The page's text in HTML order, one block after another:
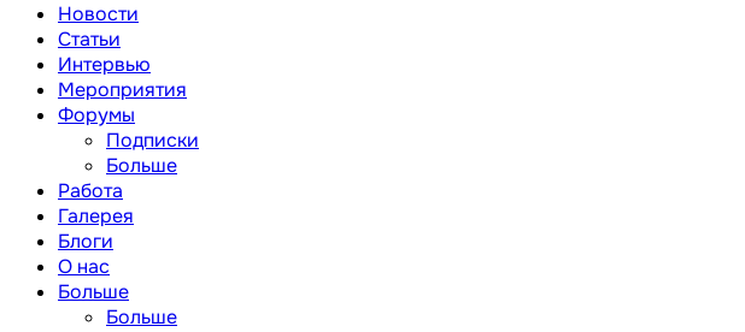
Новости
Статьи
Интервью
Мероприятия
Форумы
Подписки
Больше
Работа
Галерея
Блоги
О нас
Больше
Больше